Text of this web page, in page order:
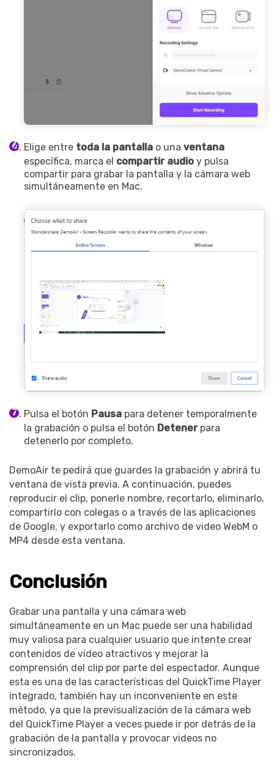
Elige entre toda la pantalla o una ventana
específica, marca el compartiraudio y pulsa
compartir para grabar la pantalla y la cámara web
simultáneamente en Mac.
Pulsa el botón Pausa para detener temporalmente
la grabación o pulsa el botón Detenerpara
detenerlo por completo.
DemoAir te pedirá que guardes la grabación y abrirá tu
ventana de vista previa. A continuación, puedes
reproducir el clip, ponerle nombre, recortarlo, eliminarlo,
compartirlo con colegas o a través de las aplicaciones
de Google, y exportarlo como archivo de video WebM o
MP4 desde esta ventana.
Conclusión
Grabar una pantalla y una cámara web
simultáneamente en un Mac puede ser una habilidad
muy valiosa para cualquier usuario que intente crear
contenidos de video atractivos y mejorar la
comprensión del clip por parte del espectador. Aunque
esta es una de las características del QuickTime Player
integrado, también hay un inconveniente en este
método, ya que la previsualización de la cámara web
del QuickTime Player a veces puede ir por detrás de la
grabación de la pantalla y provocar videos no
sincronizados.